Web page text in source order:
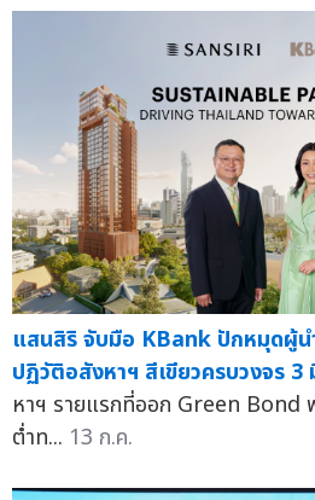
แสนสิริ จับมือ KBank ปักหมุดผู้
ปฏิวัติอสังหาฯ สีเขียวครบวงจร 3
หาฯ รายแรกที่ออก Green Bond
ต่ำท... 13 ก.ค.